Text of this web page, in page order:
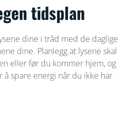
tidsplan
dine i tråd med de daglige
dine. Planlegg at lysene skal
eller før du kommer hjem, og
å spare energi når du ikke har